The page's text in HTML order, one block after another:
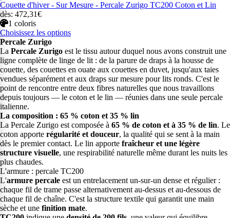
Couette d'hiver - Sur Mesure - Percale Zurigo TC200 Coton et Lin
dès: 472,31€
1 coloris
Choisissez les options
Percale Zurigo
La Percale Zurigo est le tissu autour duquel nous avons construit une
ligne complète de linge de lit : de la parure de draps à la housse de
couette, des couettes en ouate aux couettes en duvet, jusqu'aux taies
vendues séparément et aux draps sur mesure pour lits ronds. C'est le
point de rencontre entre deux fibres naturelles que nous travaillons
depuis toujours — le coton et le lin — réunies dans une seule percale
italienne.
La composition : 65 % coton et 35 % lin
La Percale Zurigo est composée à 65 % de coton et à 35 % de lin. Le
coton apporte régularité et douceur, la qualité qui se sent à la main
dès le premier contact. Le lin apporte fraîcheur et une légère
structure visuelle, une respirabilité naturelle même durant les nuits les
plus chaudes.
L'armure : percale TC200
L'armure percale est un entrelacement un-sur-un dense et régulier :
chaque fil de trame passe alternativement au-dessus et au-dessous de
chaque fil de chaîne. C'est la structure textile qui garantit une main
sèche et une finition mate.